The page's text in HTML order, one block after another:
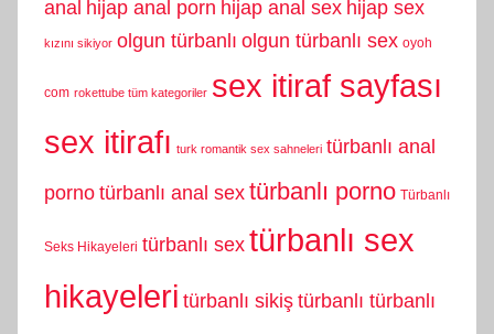
anal hijap anal porn hijap anal sex hijap sex
kızını sikiyor olgun türbanlı olgun türbanlı sex oyoh
com rokettube tüm kategoriler sex itiraf sayfası
sex itirafı turk romantik sex sahneleri türbanlı anal
porno türbanlı anal sex türbanlı porno Türbanlı
Seks Hikayeleri türbanlı sex türbanlı sex
hikayeleri türbanlı sikiş türbanlı türbanlı